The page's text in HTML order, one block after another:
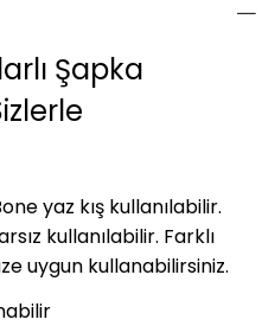
Şapka
yaz kış kullanılabilir.
kullanılabilir. Farklı
uygun kullanabilirsiniz.